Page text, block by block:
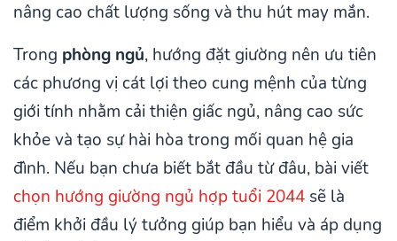
nâng cao chất lượng sống và thu hút may mắn.
Trong phòng ngủ, hướng đặt giường nên ưu tiên
các phương vị cát lợi theo cung mệnh của từng
giới tính nhằm cải thiện giấc ngủ, nâng cao sức
khỏe và tạo sự hài hòa trong mối quan hệ gia
đình. Nếu bạn chưa biết bắt đầu từ đâu, bài viết
chọn hướng giường ngủ hợp tuổi 2044 sẽ là
điểm khởi đầu lý tưởng giúp bạn hiểu và áp dụng